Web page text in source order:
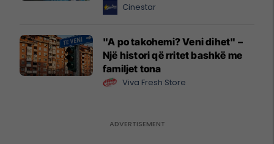
Cinestar
"A po takohemi? Veni dihet" –
Një histori që rritet bashkë me
familjet tona
Viva Fresh Store